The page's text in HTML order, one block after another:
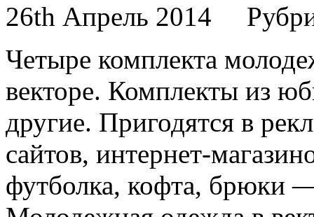
26th Апрель 2014
Четыре комплекта
векторе. Комплекты из
другие. Пригодятся в
сайтов, интернет-
футболка, кофта, брюки